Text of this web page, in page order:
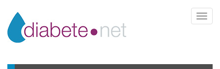
Toggle